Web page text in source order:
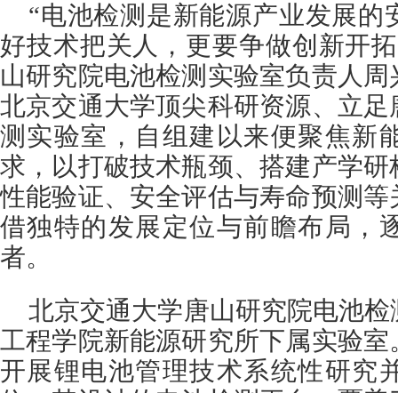
“电池检测是新能源产业发展的
好技术把关人，更要争做创新开
山研究院电池检测实验室负责人
北京交通大学顶尖科研资源、立
测实验室，自组建以来便聚焦新
求，以打破技术瓶颈、搭建产学
性能验证、安全评估与寿命预测
借独特的发展定位与前瞻布局，
者。
北京交通大学唐山研究院电池
工程学院新能源研究所下属实验
开展锂电池管理技术系统性研究